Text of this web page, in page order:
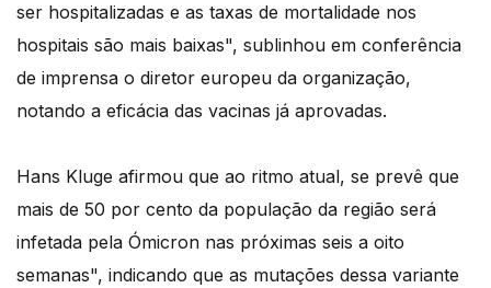
ser hospitalizadas e as taxas de mortalidade nos
hospitais são mais baixas", sublinhou em conferência
de imprensa o diretor europeu da organização,
notando a eficácia das vacinas já aprovadas.
Hans Kluge afirmou que ao ritmo atual, se prevê que
mais de 50 por cento da população da região será
infetada pela Ómicron nas próximas seis a oito
semanas", indicando que as mutações dessa variante